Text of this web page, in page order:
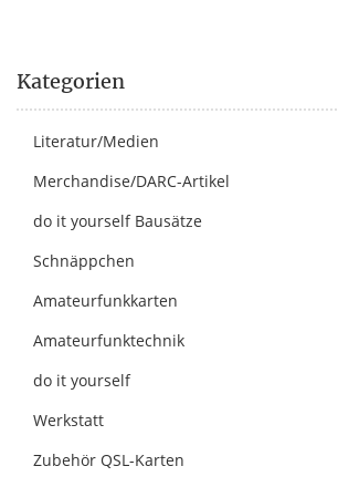
Kategorien
Literatur/Medien
Merchandise/DARC-Artikel
do it yourself Bausätze
Schnäppchen
Amateurfunkkarten
Amateurfunktechnik
do it yourself
Werkstatt
Zubehör QSL-Karten